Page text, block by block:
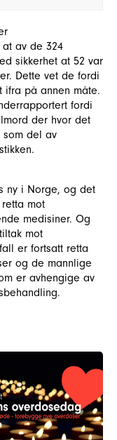
av de 324
sikkerhet at 52 var
Dette vet de fordi
på annen måte.
fordi
der hvor det
som del av
ny i Norge, og det
mot
medisiner. Og
mot
er fortsatt retta
og de mannlige
er avhengige av